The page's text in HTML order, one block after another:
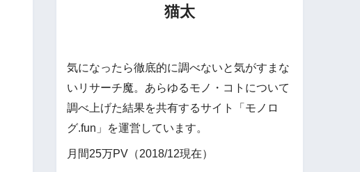
猫太
気になったら徹底的に調べないと気がすまな
いリサーチ魔。あらゆるモノ・コトについて
調べ上げた結果を共有するサイト「モノロ
グ.fun」を運営しています。
月間25万PV（2018/12現在）